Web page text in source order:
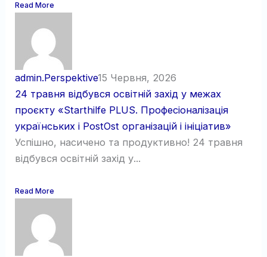
Read More
admin.Perspektive15 Червня, 2026
24 травня відбувся освітній захід у межах
проєкту «Starthilfe PLUS. Професіоналізація
українських і PostOst організацій і ініціатив»
Успішно, насичено та продуктивно! 24 травня
відбувся освітній захід у...
Read More